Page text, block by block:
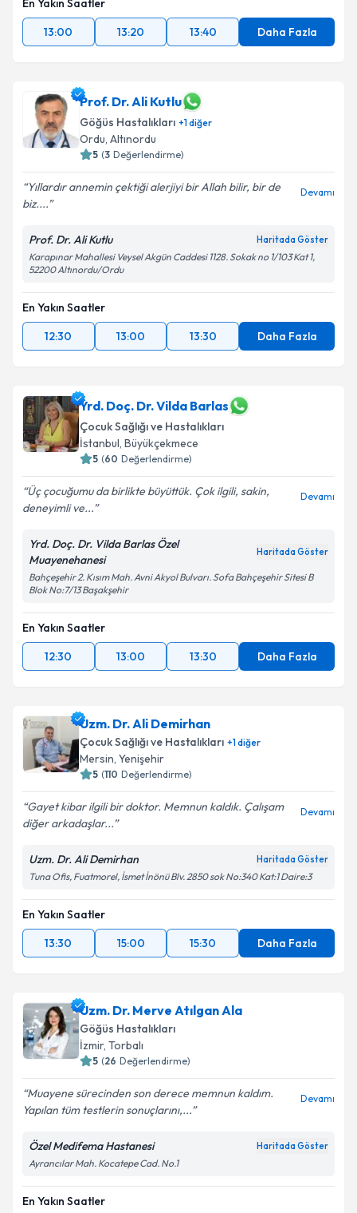
En Yakın Saatler
13:00
13:20 13:40 Daha Fazla
Prof. Dr. Ali Kutlu
Göğüs Hastalıkları +1diğer
Ordu, Altınordu
5 (3 Değerlendirme)
Yıllardır annemin çektiği alerjiyi bir Allah bilir, bir de
biz....
Devamı
Prof. Dr. Ali Kutlu Haritada Göster
Karapınar Mahallesi Veysel Akgün Caddesi 1128. Sokak no 1/103 Kat 1,
52200 Altınordu/Ordu
En Yakın Saatler
12:30
13:00 13:30 Daha Fazla
Yrd. Doç. Dr. Vilda Barlas
Çocuk Sağlığı ve Hastalıkları
İstanbul, Büyükçekmece
5 (60 Değerlendirme)
Üç çocuğumu da birlikte büyüttük. Çok ilgili, sakin,
deneyimli ve...
Devamı
Yrd. Doç. Dr. Vilda Barlas Özel
Muayenehanesi
Haritada Göster
Bahçeşehir 2. Kısım Mah. Avni Akyol Bulvarı. Sofa Bahçeşehir Sitesi B
Blok No:7/13 Başakşehir
En Yakın Saatler
12:30
13:00 13:30 Daha Fazla
Uzm. Dr. Ali Demirhan
Çocuk Sağlığı ve Hastalıkları +1diğer
Mersin, Yenişehir
5 (110 Değerlendirme)
Gayet kibar ilgili bir doktor. Memnun kaldık. Çalışam
diğer arkadaşlar...
Devamı
Uzm. Dr. Ali Demirhan Haritada Göster
Tuna Ofis, Fuatmorel, İsmet İnönü Blv. 2850 sok No:340 Kat:1 Daire:3
En Yakın Saatler
13:30
15:00 15:30 Daha Fazla
Uzm. Dr. Merve Atılgan Ala
Göğüs Hastalıkları
İzmir, Torbalı
5 (26 Değerlendirme)
Muayene sürecinden son derece memnun kaldım.
Yapılan tüm testlerin sonuçlarını,...
Devamı
Özel Medifema Hastanesi Haritada Göster
Ayrancılar Mah. Kocatepe Cad. No.1
En Yakın Saatler